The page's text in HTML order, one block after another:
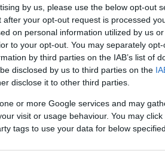
by us, please use the below opt-out
your opt-out request is processed
on personal information utilized by us
to your opt-out. You may separately
by third parties on the IAB’s list of
disclosed by us to third parties on the
disclose it to other third parties.
or more Google services and may
visit or usage behaviour. You may
tags to use your data for below